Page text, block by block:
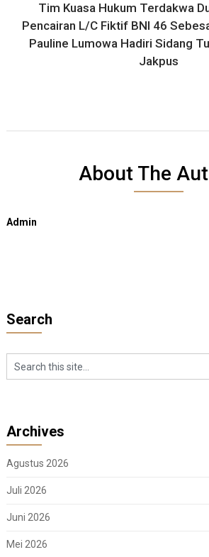
Tim Kuasa Hukum Terdakwa
Pencairan L/C Fiktif BNI 46
Pauline Lumowa Hadiri Sidang
Jakpus
About The
Admin
Search
Archives
Agustus 2026
Juli 2026
Juni 2026
Mei 2026